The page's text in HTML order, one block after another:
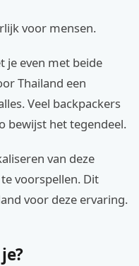
voor mensen.
je even met beide
Thailand een
Veel backpackers
bewijst het tegendeel.
van deze
voorspellen. Dit
voor deze ervaring.